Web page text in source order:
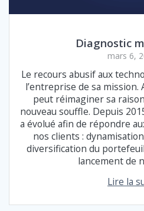
Diagnostic
mars 6,
Le recours abusif aux
l’entreprise de sa
peut réimaginer sa
nouveau souffle. Depuis
a évolué afin de répondre
nos clients :
diversification du
lancement de
Lire la